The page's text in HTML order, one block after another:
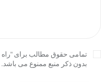
تمامی حقوق مطالب برای
بدون ذکر منبع ممنوع می باشد.